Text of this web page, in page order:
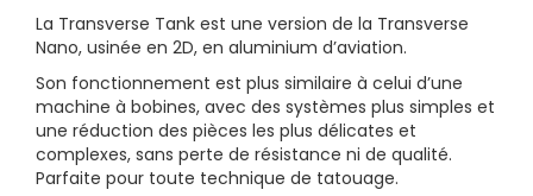
La Transverse Tank est une version de la Transverse
Nano, usinée en 2D, en aluminium d’aviation.
Son fonctionnement est plus similaire à celui d’une
machine à bobines, avec des systèmes plus simples et
une réduction des pièces les plus délicates et
complexes, sans perte de résistance ni de qualité.
Parfaite pour toute technique de tatouage.